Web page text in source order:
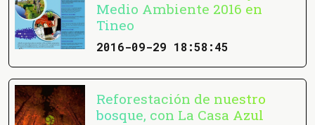
Medio Ambiente 2016 en
Tineo
2016-09-29 18:58:45
Reforestación de nuestro
bosque, con La Casa Azul